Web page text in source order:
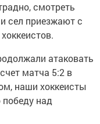
смотреть
сел приезжают с
атаковать
матча 5:2 в
наши хоккеисты
победу над